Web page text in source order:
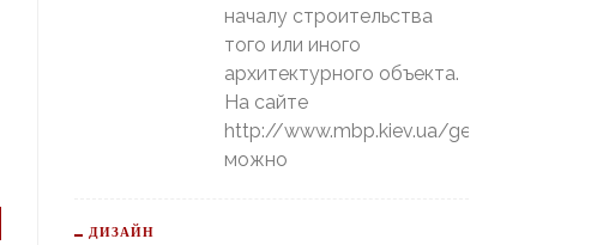
началу строительства
того или иного
архитектурного объекта.
На сайте
http://www.mbp.kiev.ua/geology
можно
ДИЗАЙН